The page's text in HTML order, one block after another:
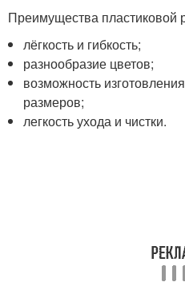
Преимущества пластиковой
лёгкость и гибкость;
разнообразие цветов;
возможность
размеров;
легкость ухода и чистки.